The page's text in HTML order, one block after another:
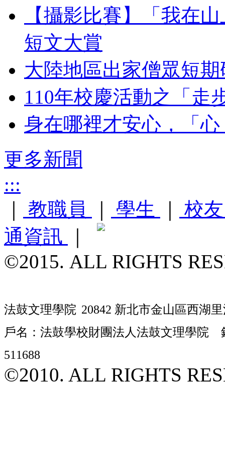
【攝影比賽】「我在
短文大賞
大陸地區出家僧眾短
110年校慶活動之「走
身在哪裡才安心，「
更多新聞
:::
教職員 學生
校
通資訊
©2015. ALL RIGHTS
法鼓文理學院 20842 新北市金山區西湖
戶名：法鼓學校財團法人法鼓文理學院
511688
©2010. ALL RIGHTS